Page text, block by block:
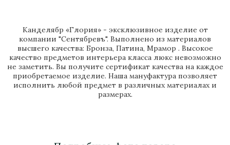
Канделябр «Глория» - эксклюзивное изделие от
компании "Сентябревъ". Выполнено из материалов
высшего качества: Бронза, Патина, Мрамор . Высокое
качество предметов интерьера класса люкс невозможно
не заметить. Вы получите сертификат качества на каждое
приобретаемое изделие. Наша мануфактура позволяет
исполнить любой предмет в различных материалах и
размерах.